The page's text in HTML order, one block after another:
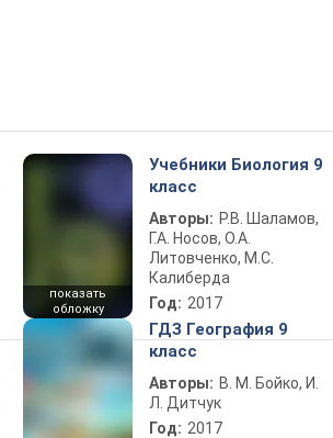
показать
обложку
Учебники Биология 9
класс
Авторы: Р.В. Шаламов,
Г.А. Носов, О.А.
Литовченко, М.С.
Калиберда
Год: 2017
ГДЗ География 9
класс
Авторы: В. М. Бойко, И.
Л. Дитчук
Год: 2017